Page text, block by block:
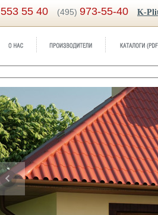
553 55 40 (495) 973-55-40 K-